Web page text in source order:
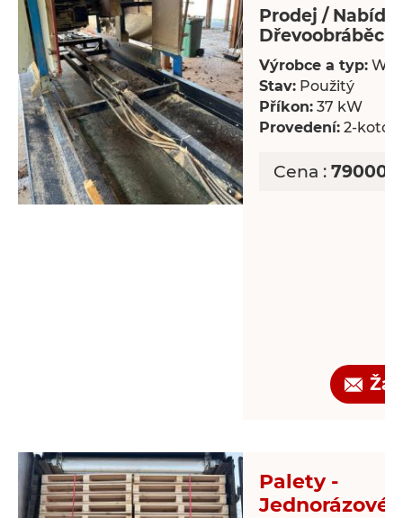
Prodej /
Dřevoobráběcí
Výrobce a typ:
Stav: Použitý
Příkon: 37 kW
Provedení: 2-
Cena : 790000
Palety -
Jednorázové